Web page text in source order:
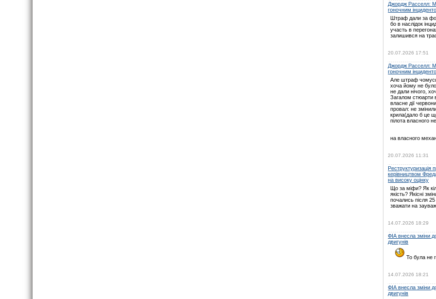
Джордж Расселл:
гоночним
Штраф дали за
бо в наслідок
участь в
залишився на
20.07.2026 17:51
Джордж Расселл:
гоночним
Але штраф чомусь
хоча йому не
не дали нічого,
Загалом стюарти
власне дії
провал: не
крила(дало б це
пілота власного
на власного
20.07.2026 11:31
Реструктуризація
керівництвом
на високу оцінку
Що за міфи? Як
якість? Якісні
почались після
зважати на
14.07.2026 18:29
ФІА внесла зміни
двигунів
То була не
14.07.2026 18:21
ФІА внесла зміни
двигунів